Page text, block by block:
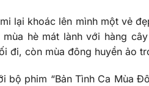
lại khoác lên mình một vẻ
hè mát lành với hàng
đi, còn mùa đông huyền ảo
phim “Bản Tình Ca Mùa